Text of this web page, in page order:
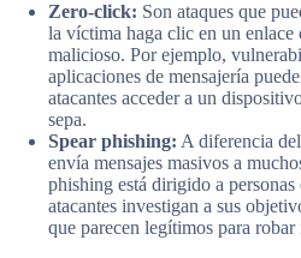
Zero-click: Son ataques que
la víctima haga clic en un enlace
malicioso. Por ejemplo,
aplicaciones de mensajería
atacantes acceder a un
sepa.
Spear phishing: A diferencia
envía mensajes masivos a
phishing está dirigido a
atacantes investigan a sus
que parecen legítimos para